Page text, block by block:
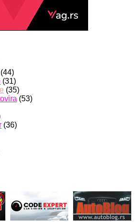
(44)
(31)
(35)
(53)
(36)